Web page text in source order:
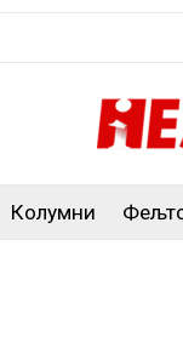
Колумни